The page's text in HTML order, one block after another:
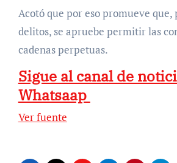
Acotó que por eso promueve que,
delitos, se apruebe permitir las
cadenas perpetuas.
Sigue al canal de
Whatsaap
Ver fuente